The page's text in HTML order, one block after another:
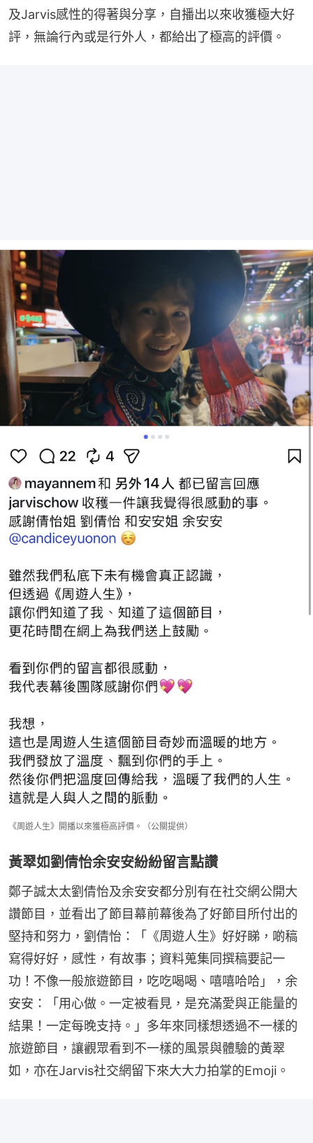
及Jarvis感性的得著與分享，自播出以來收獲極大好
評，無論行內或是行外人，都給出了極高的評價。
《周遊人生》開播以來獲極高評價。（公關提供）
黃翠如劉倩怡余安安紛紛留言點讚
鄭子誠太太劉倩怡及余安安都分別有在社交網公開大
讚節目，並看出了節目幕前幕後為了好節目所付出的
堅持和努力，劉倩怡：「《周遊人生》好好睇，啲稿
寫得好好，感性，有故事；資料蒐集同撰稿要記一
功！不像一般旅遊節目，吃吃喝喝、嘻嘻哈哈」，余
安安：「用心做。一定被看見，是充滿愛與正能量的
結果！一定每晚支持。」多年來同樣想透過不一樣的
旅遊節目，讓觀眾看到不一樣的風景與體驗的黃翠
如，亦在Jarvis社交網留下來大大力拍掌的Emoji。